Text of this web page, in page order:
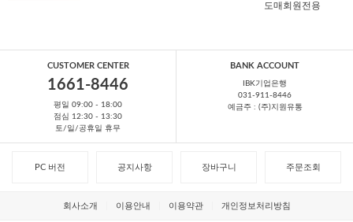
도매회원전용
CUSTOMER CENTER
1661-8446
평일 09:00 - 18:00
점심 12:30 - 13:30
토/일/공휴일 휴무
BANK ACCOUNT
IBK기업은행
031-911-8446
예금주 : (주)지원유통
PC 버전 공지사항 장바구니 주문조회
회사소개 이용안내 이용약관 개인정보처리방침